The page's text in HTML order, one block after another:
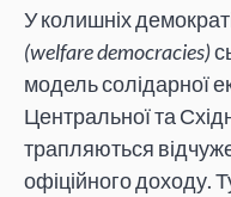
У колишніх
(welfare democracies)
модель солідарної
Центральної та
трапляються
офіційного доходу.